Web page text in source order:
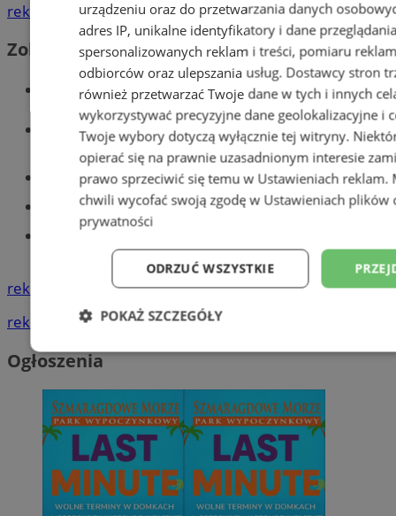
reklama
Zobacz również
Wiadomości kryminalne w Tychach
Wiadomości lokalne
Części samochodowe do -70%!
Tworzenie stron www - Tychy
ogłoszenia
reklama
reklama
Ogłoszenia
urządzeniu oraz do przetwarzania danych
adres IP, unikalne identyfikatory i dane
spersonalizowanych reklam i treści, pomiaru
odbiorców oraz ulepszania usług. Dostawcy stron
również przetwarzać Twoje dane w tych i innych
wykorzystywać precyzyjne dane geolokalizacyjne i
Twoje wybory dotyczą wyłącznie tej witryny.
opierać się na prawnie uzasadnionym interesie
prawo sprzeciwić się temu w Ustawieniach reklam.
chwili wycofać swoją zgodę w Ustawieniach plików
prywatności
ODRZUĆ WSZYSTKIE
POKAŻ SZCZEGÓŁY
Niezbędne Wydajność
Niesklasyfikowane